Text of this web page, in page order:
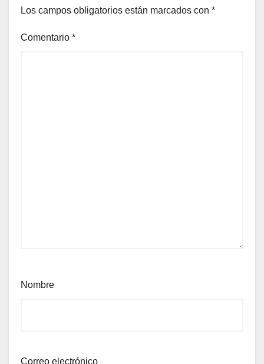
Los campos obligatorios están marcados con *
Comentario *
Nombre
Correo electrónico